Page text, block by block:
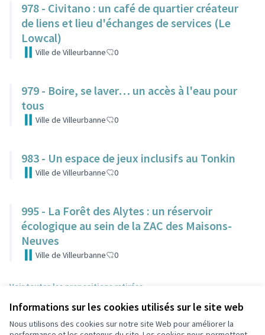
Informations sur les cookies utilisés sur le site web
Nous utilisons des cookies sur notre site Web pour améliorer la
978 - Civitano : un café de quartier créateur
de liens et lieu d'échanges de services (Le
Lowcal)
Ville de Villeurbanne 0
979 - Boire, se laver… un accès à l'eau pour
tous
Ville de Villeurbanne 0
983 - Un espace de jeux inclusifs au Tonkin
Ville de Villeurbanne 0
995 - La Forêt des Alytes : un réservoir
écologique au sein de la ZAC des Maisons-
Neuves
Ville de Villeurbanne 0
Voir toutes les propositions retirées
Conditions d'utilisation